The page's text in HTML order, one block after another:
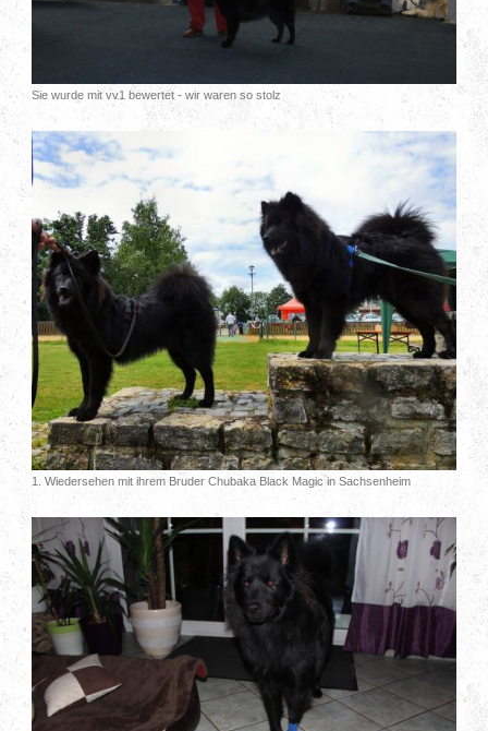
Sie wurde mit vv1 bewertet - wir waren so stolz
1. Wiedersehen mit ihrem Bruder Chubaka Black Magic in Sachsenheim